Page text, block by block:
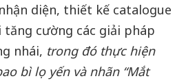
diện, thiết kế catalogue
cường các giải pháp
nhái, trong đó thực hiện
bì lọ yến và nhãn “Mắt